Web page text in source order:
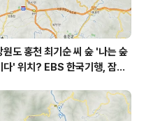
원도 홍천 최기순 씨 숲 '나는 숲
다' 위치? EBS 한국기행, 잠시
최기순 씨 캠핑장 펜션 어디? /
강원도 홍천군 가볼 만한 곳, (구)